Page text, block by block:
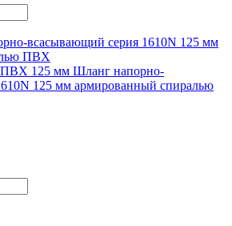
125 мм Шланг напорно-
125 мм армированный спиралью